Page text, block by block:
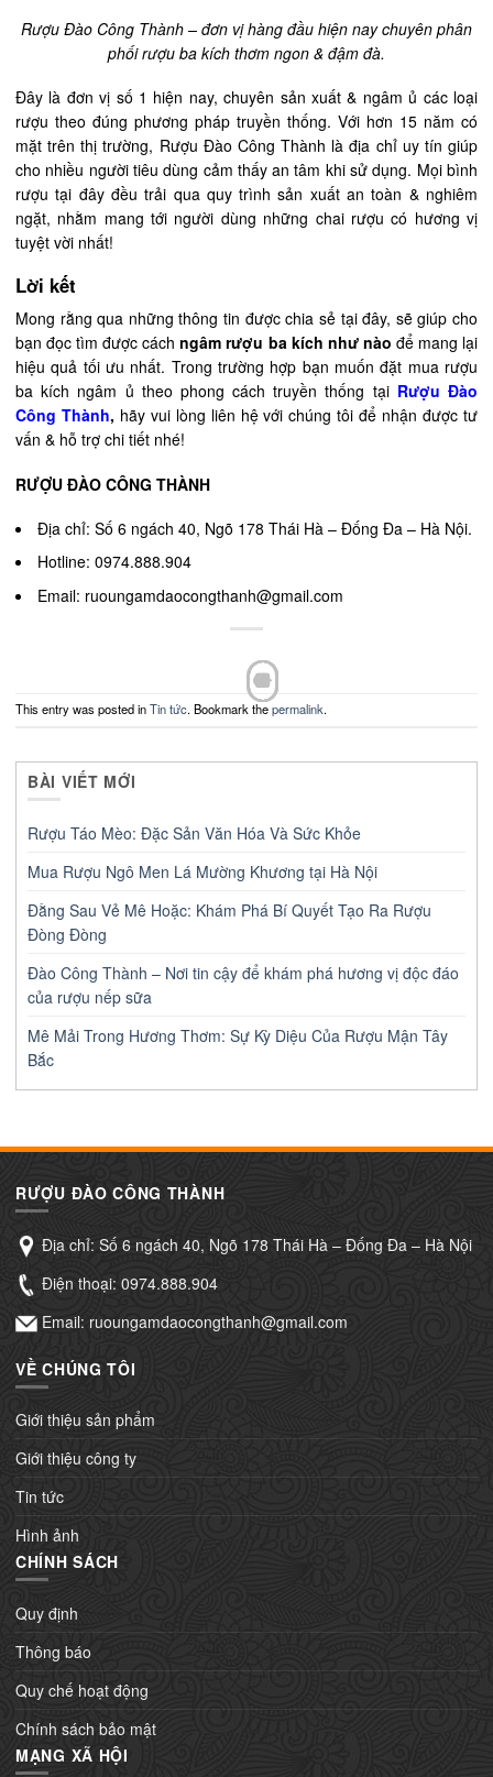
Rượu Đào Công Thành – đơn vị hàng đầu hiện nay chuyên phân
phối rượu ba kích thơm ngon & đậm đà.
Đây là đơn vị số 1 hiện nay, chuyên sản xuất & ngâm ủ các loại
rượu theo đúng phương pháp truyền thống. Với hơn 15 năm có
mặt trên thị trường, Rượu Đào Công Thành là địa chỉ uy tín giúp
cho nhiều người tiêu dùng cảm thấy an tâm khi sử dụng. Mọi bình
rượu tại đây đều trải qua quy trình sản xuất an toàn & nghiêm
ngặt, nhằm mang tới người dùng những chai rượu có hương vị
tuyệt vời nhất!
Lời kết
Mong rằng qua những thông tin được chia sẻ tại đây, sẽ giúp cho
bạn đọc tìm được cáchngâm rượu ba kích như nào để mang lại
hiệu quả tối ưu nhất. Trong trường hợp bạn muốn đặt mua rượu
ba kích ngâm ủ theo phong cách truyền thống tại Rượu Đào
Công Thành, hãy vui lòng liên hệ với chúng tôi để nhận được tư
vấn & hỗ trợ chi tiết nhé!
RƯỢU ĐÀO CÔNG THÀNH
Địa chỉ: Số 6 ngách 40, Ngõ 178 Thái Hà – Đống Đa – Hà Nội.
Hotline: 0974.888.904
Email: ruoungamdaocongthanh@gmail.com
This entry was posted inTin tức. Bookmark thepermalink.
BÀI VIẾT MỚI
Rượu Táo Mèo: Đặc Sản Văn Hóa Và Sức Khỏe
Mua Rượu Ngô Men Lá Mường Khương tại Hà Nội
Đằng Sau Vẻ Mê Hoặc: Khám Phá Bí Quyết Tạo Ra Rượu
Đòng Đòng
Đào Công Thành – Nơi tin cậy để khám phá hương vị độc đáo
của rượu nếp sữa
Mê Mải Trong Hương Thơm: Sự Kỳ Diệu Của Rượu Mận Tây
Bắc
RƯỢU ĐÀO CÔNG THÀNH
Địa chỉ: Số 6 ngách 40, Ngõ 178 Thái Hà – Đống Đa – Hà Nội
Điện thoại: 0974.888.904
Email: ruoungamdaocongthanh@gmail.com
VỀ CHÚNG TÔI
Giới thiệu sản phẩm
Giới thiệu công ty
Tin tức
Hình ảnh
CHÍNH SÁCH
Quy định
Thông báo
Quy chế hoạt động
Chính sách bảo mật
MẠNG XÃ HỘI